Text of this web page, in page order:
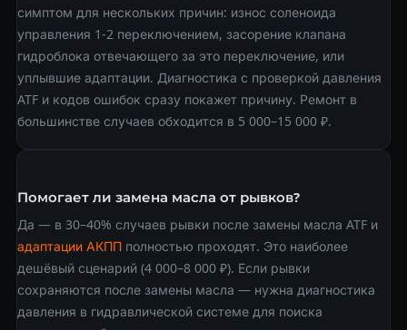
симптом для нескольких причин: износ соленоида
управления 1-2 переключением, засорение клапана
гидроблока отвечающего за это переключение, или
уплывшие адаптации. Диагностика с проверкой давления
ATF и кодов ошибок сразу покажет причину. Ремонт в
большинстве случаев обходится в 5 000–15 000 ₽.
Помогает ли замена масла от рывков?
Да — в 30–40% случаев рывки после замены масла ATF и
адаптации АКППполностью проходят. Это наиболее
дешёвый сценарий (4 000–8 000 ₽). Если рывки
сохраняются после замены масла — нужна диагностика
давления в гидравлической системе для поиска